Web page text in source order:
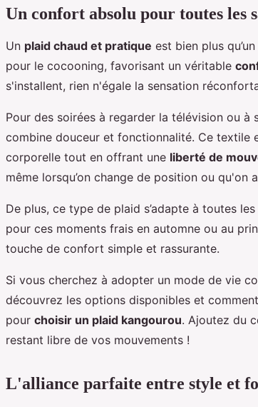
Un confort absolu pour toutes les
Un plaid chaud et pratique est bien plus
pour le cocooning, favorisant un véritable
s'installent, rien n'égale la sensation
Pour des soirées à regarder la télévision ou
combine douceur et fonctionnalité. Ce textile
corporelle tout en offrant une liberté de
même lorsqu’on change de position ou qu'on
De plus, ce type de plaid s’adapte à toutes
pour ces moments frais en automne ou au
touche de confort simple et rassurante.
Si vous cherchez à adopter un mode de vie
découvrez les options disponibles et
pour choisir un plaid kangourou. Ajoutez du
restant libre de vos mouvements !
L'alliance parfaite entre style et